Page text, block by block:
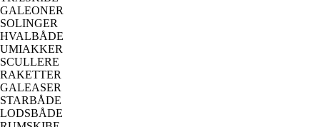
GALEONER
SOLINGER
HVALBÅDE
UMIAKKER
SCULLERE
RAKETTER
GALEASER
STARBÅDE
LODSBÅDE